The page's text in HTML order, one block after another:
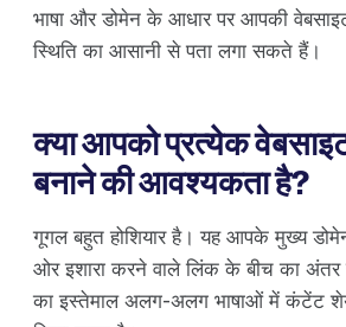
भाषा और डोमेन के आधार पर आपकी
स्थिति का आसानी से पता लगा सकते हैं।
क्या आपको प्रत्येक
बनाने की आवश्यकता है?
गूगल बहुत होशियार है। यह आपके मुख्य
ओर इशारा करने वाले लिंक के बीच का अंतर
का इस्तेमाल अलग-अलग भाषाओं में कंटेंट